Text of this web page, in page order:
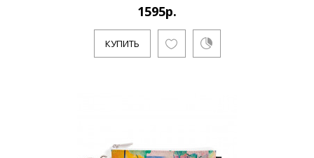
1595р.
КУПИТЬ